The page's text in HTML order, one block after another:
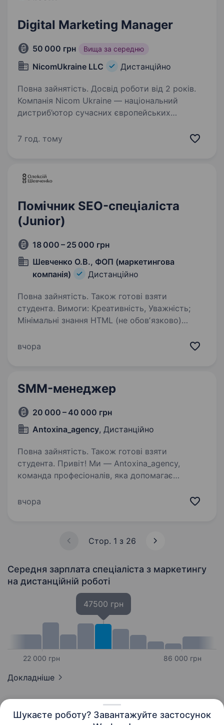
Шукаєте роботу? Завантажуйте застосунок
Digital Marketing Manager
50 000 грн Вища за середню
NicomUkraine LLC Дистанційно
Повна зайнятість. Досвід роботи від 2 років.
Компанія Nicom Ukraine — національний
дистриб’ютор сучасних європейських
розвивається на українському ринку. У зв’язку
7 год. тому
Помічник SEO-спеціаліста
(Junior)
18 000 – 25 000 грн
Шевченко О.В., ФОП (маркетингова
компанія)
Дистанційно
Повна зайнятість. Також готові взяти
студента. Вимоги: Креативність, Уважність;
Мінімальні знання HTML (не обовʼязково)
Знання англійської мови буде перевагою;
вчора
SMM-менеджер
20 000 – 40 000 грн
Antoxina_agency, Дистанційно
Повна зайнятість. Також готові взяти
студента. Привіт! Ми — Antoxina_agency,
команда професіоналів, яка допомагає
свій потенціал у соціальних мережах через
вчора
Стор. 1 з 26
Середня зарплата спеціаліста з маркетингу
на дистанційній роботі
22 000 грн
47500 грн
86 000 грн
Докладніше